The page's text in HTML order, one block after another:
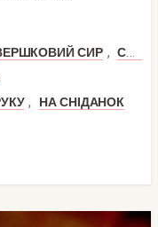
СИР , СИР
,
НА СНІДАНОК